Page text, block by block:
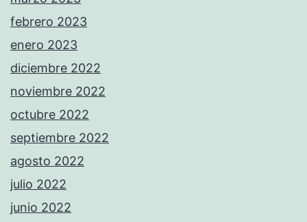
febrero 2023
enero 2023
diciembre 2022
noviembre 2022
octubre 2022
septiembre 2022
agosto 2022
julio 2022
junio 2022